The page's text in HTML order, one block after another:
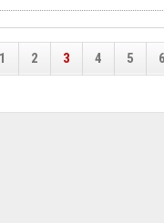
1 2 3 4 5 6